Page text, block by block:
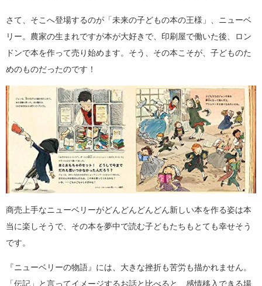
さて、そこへ登場するのが「未来の子どもの本の王様」、ニューベ
リー。農家の生まれですが本が大好きで、印刷屋で働いた後、ロン
ドンで本を作って売り始めます。そう、その本こそが、子どものた
めのものだったのです！
商売上手なニューベリーがどんどんどんどん新しい本を作る姿は本
当に楽しそうで、その本を夢中で読む子どもたちもとても幸せそう
です。
『ニューベリーの物語』には、大きな挫折も苦労も描かれません。
「伝記」と言ってイメージするお話と比べると、感情移入できる場